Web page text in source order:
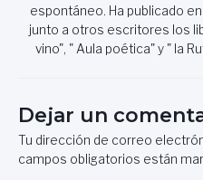
espontáneo. Ha publicado
junto a otros escritores los
vino", " Aula poética" y " la
Dejar un
Tu dirección de correo
campos obligatorios están